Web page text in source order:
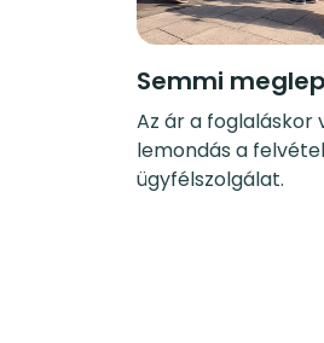
Semmi
Az ár a foglaláskor
lemondás a
ügyfélszolgálat.